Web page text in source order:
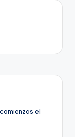
el